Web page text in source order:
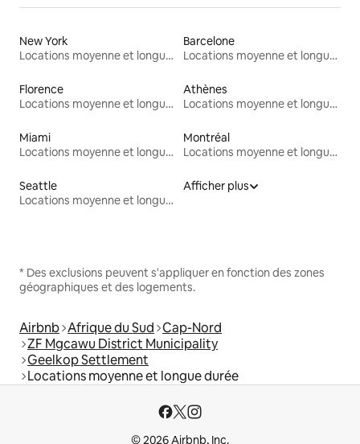
New York
Locations moyenne et longue durée
Barcelone
Locations moyenne et longue durée
Florence
Locations moyenne et longue durée
Athènes
Locations moyenne et longue durée
Miami
Locations moyenne et longue durée
Montréal
Locations moyenne et longue durée
Seattle
Locations moyenne et longue durée
Afficher plus
* Des exclusions peuvent s'appliquer en fonction des zones
géographiques et des logements.
Airbnb Afrique du Sud Cap-Nord
ZF Mgcawu District Municipality
Geelkop Settlement
Locations moyenne et longue durée
© 2026 Airbnb, Inc.